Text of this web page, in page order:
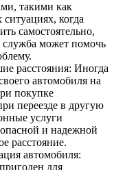
такими как
когда
самостоятельно,
служба может помочь
расстояния: Иногда
автомобиля на
покупке
переезде в другую
услуги
и надежной
расстояние.
автомобиля:
для